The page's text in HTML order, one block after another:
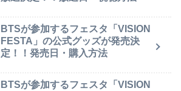
BTSが参加するフェスタ「VISION
FESTA」の公式グッズが発売決
定！！発売日・購入方法
BTSが参加するフェスタ「VISION